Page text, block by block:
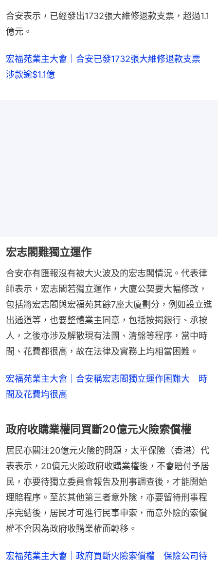
合安表示，已經發出1732張大維修退款支票，超過1.1
億元。
宏福苑業主大會｜合安已發1732張大維修退款支票
涉款逾$1.1億
宏志閣難獨立運作
合安亦有匯報沒有被大火波及的宏志閣情況。代表律
師表示，宏志閣若獨立運作，大廈公契要大幅修改，
包括將宏志閣與宏福苑其餘7座大廈劃分，例如設立進
出通道等，也要整體業主同意，包括按揭銀行、承按
人，之後亦涉及解散現有法團、清盤等程序，當中時
間、花費都很高，故在法律及實務上均相當困難。
宏福苑業主大會｜合安稱宏志閣獨立運作困難大 時
間及花費均很高
政府收購業權同買斷20億元火險索償權
居民亦關注20億元火險的問題，太平保險（香港）代
表表示，20億元火險政府收購業權後，不會賠付予居
民，亦要待獨立委員會報告及刑事調查後，才能開始
理賠程序。至於其他第三者意外險，亦要留待刑事程
序完結後，居民才可進行民事申索，而意外險的索償
權不會因為政府收購業權而轉移。
宏福苑業主大會｜政府買斷火險索償權 保險公司待